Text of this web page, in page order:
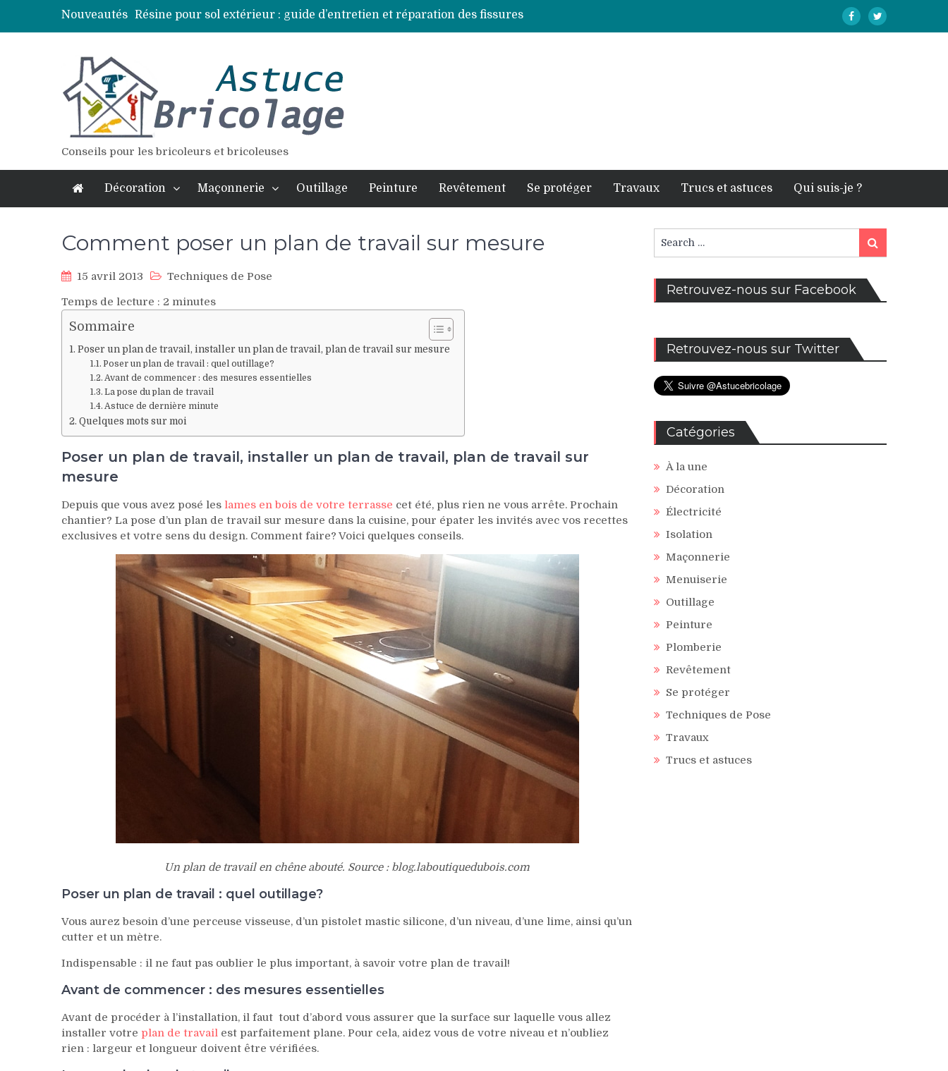
Nouveautés Résine pour sol extérieur : guide d’entretien et réparation des fissures
Lames de terrasse : top des essences de bois les plus résistantes
Élagage : calendrier et techniques selon chaque espèce d’arbre
Conseils pour les bricoleurs et bricoleuses
Décoration Maçonnerie Outillage Peinture Revêtement Se protéger Travaux Trucs et astuces Qui suis-je ?
Comment poser un plan de travail sur mesure
15 avril 2013
Techniques de Pose
Temps de lecture : 2 minutes
Sommaire
Poser un plan de travail, installer un plan de travail, plan de travail sur mesure
Poser un plan de travail : quel outillage?
Avant de commencer : des mesures essentielles
La pose du plan de travail
Astuce de dernière minute
Quelques mots sur moi
Poser un plan de travail, installer un plan de travail, plan de travail sur
mesure
Depuis que vous avez posé les lames en bois de votre terrasse cet été, plus rien ne vous arrête. Prochain
chantier? La pose d’un plan de travail sur mesure dans la cuisine, pour épater les invités avec vos recettes
exclusives et votre sens du design. Comment faire? Voici quelques conseils.
Un plan de travail en chêne abouté. Source : blog.laboutiquedubois.com
Poser un plan de travail : quel outillage?
Vous aurez besoin d’une perceuse visseuse, d’un pistolet mastic silicone, d’un niveau, d’une lime, ainsi qu’un
cutter et un mètre.
Indispensable : il ne faut pas oublier le plus important, à savoir votre plan de travail!
Avant de commencer : des mesures essentielles
Avant de procéder à l’installation, il faut tout d’abord vous assurer que la surface sur laquelle vous allez
installer votre plan de travail est parfaitement plane. Pour cela, aidez vous de votre niveau et n’oubliez
rien : largeur et longueur doivent être vérifiées.
for:
Search
Retrouvez-nous sur Facebook
Retrouvez-nous sur Twitter
Catégories
À la une
Décoration
Électricité
Isolation
Maçonnerie
Menuiserie
Outillage
Peinture
Plomberie
Revêtement
Se protéger
Techniques de Pose
Travaux
Trucs et astuces